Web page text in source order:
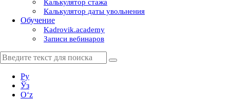
Калькулятор стажа
Калькулятор даты увольнения
Обучение
Kadrovik.academy
Записи вебинаров
Ру
Ўз
Oʻz